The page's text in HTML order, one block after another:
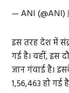
— ANI (@ANI)
इस तरह देश में
गई है। वहीं, इस
जान गंवाई है।
1,56,463 हो गई